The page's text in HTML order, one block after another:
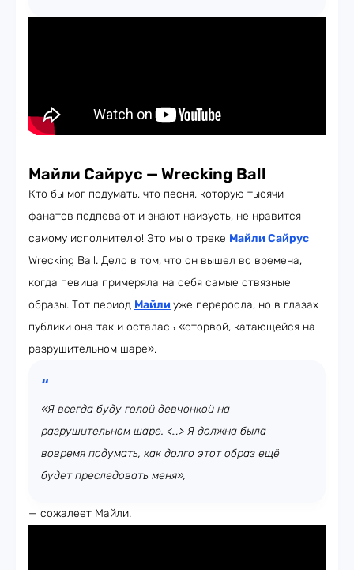
Майли Сайрус — Wrecking Ball
Кто бы мог подумать, что песня, которую тысячи
фанатов подпевают и знают наизусть, не нравится
самому исполнителю! Это мы о треке Майли Сайрус
Wrecking Ball. Дело в том, что он вышел во времена,
когда певица примеряла на себя самые отвязные
образы. Тот период Майли уже переросла, но в глазах
публики она так и осталась «оторвой, катающейся на
разрушительном шаре».
«Я всегда буду голой девчонкой на
разрушительном шаре. <…> Я должна была
вовремя подумать, как долго этот образ ещё
будет преследовать меня»,
— сожалеет Майли.